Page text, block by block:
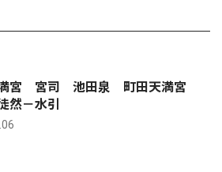
満宮 宮司 池田泉 町田天満宮
然－水引